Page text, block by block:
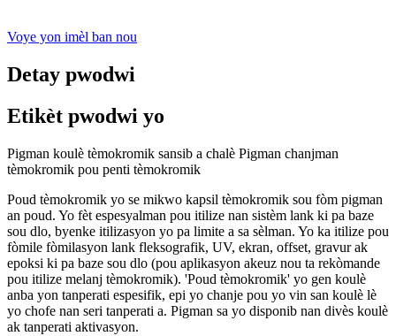
Voye yon imèl ban nou
Detay pwodwi
Etikèt pwodwi yo
Pigman koulè tèmokromik sansib a chalè Pigman chanjman
tèmokromik pou penti tèmokromik
Poud tèmokromik yo se mikwo kapsil tèmokromik sou fòm pigman
an poud. Yo fèt espesyalman pou itilize nan sistèm lank ki pa baze
sou dlo, byenke itilizasyon yo pa limite a sa sèlman. Yo ka itilize pou
fòmile fòmilasyon lank fleksografik, UV, ekran, offset, gravur ak
epoksi ki pa baze sou dlo (pou aplikasyon akeuz nou ta rekòmande
pou itilize melanj tèmokromik). 'Poud tèmokromik' yo gen koulè
anba yon tanperati espesifik, epi yo chanje pou yo vin san koulè lè
yo chofe nan seri tanperati a. Pigman sa yo disponib nan divès koulè
ak tanperati aktivasyon.